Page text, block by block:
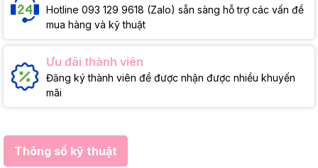
Hotline 093 129 9618 (Zalo) sẵn sàng hỗ trợ các vấn đề
mua hàng và kỹ thuật
Ưu đãi thành viên
Đăng ký thành viên để được nhận được nhiều khuyến
mãi
Thông số kỹ thuật